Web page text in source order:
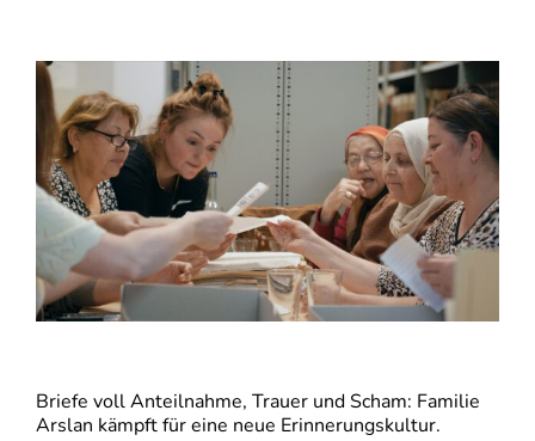
Briefe voll Anteilnahme, Trauer und Scham: Familie
Arslan kämpft für eine neue Erinnerungskultur.